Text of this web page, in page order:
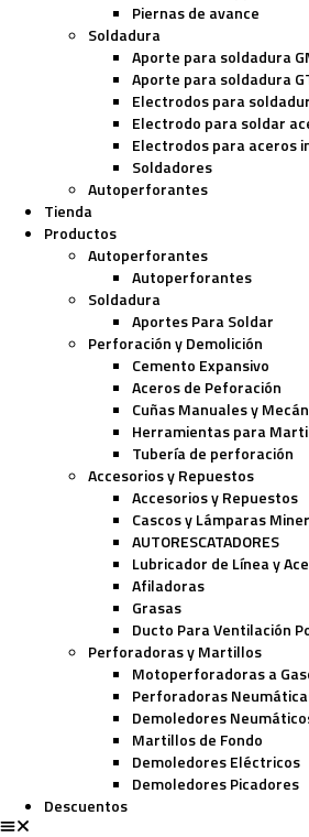
Piernas de avance
Soldadura
Aporte para soldadura
Aporte para soldadura
Electrodos para
Electrodo para soldar
Electrodos para aceros
Soldadores
Autoperforantes
Tienda
Productos
Autoperforantes
Autoperforantes
Soldadura
Aportes Para Soldar
Perforación y Demolición
Cemento Expansivo
Aceros de Peforación
Cuñas Manuales y
Herramientas para
Tubería de perforación
Accesorios y Repuestos
Accesorios y Repuestos
Cascos y Lámparas
AUTORESCATADORES
Lubricador de Línea y
Afiladoras
Grasas
Ducto Para Ventilación
Perforadoras y Martillos
Motoperforadoras a
Perforadoras
Demoledores
Martillos de Fondo
Demoledores Eléctricos
Demoledores Picadores
Descuentos